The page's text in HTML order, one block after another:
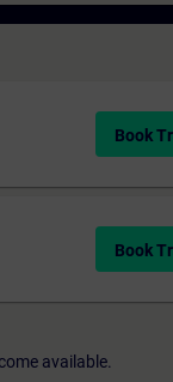
Book
Book
available.